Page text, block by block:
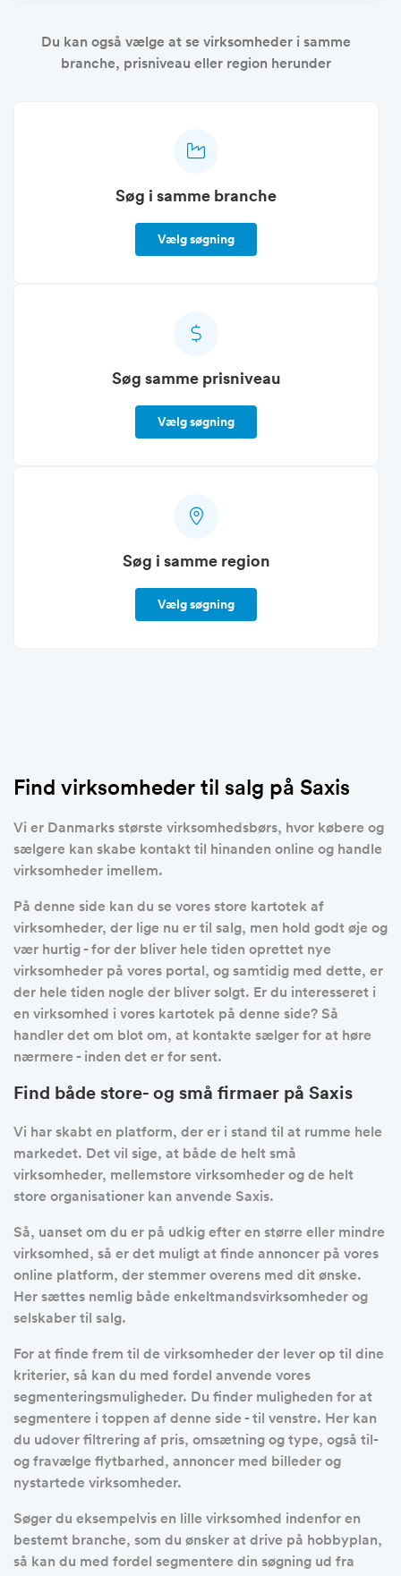
Du kan også vælge at se virksomheder i samme
branche, prisniveau eller region herunder
Søg i samme branche
Vælg søgning
Søg samme prisniveau
Vælg søgning
Søg i samme region
Vælg søgning
Find virksomheder til salg på Saxis
Vi er Danmarks største virksomhedsbørs, hvor købere og
sælgere kan skabe kontakt til hinanden online og handle
virksomheder imellem.
På denne side kan du se vores store kartotek af
virksomheder, der lige nu er til salg, men hold godt øje og
vær hurtig - for der bliver hele tiden oprettet nye
virksomheder på vores portal, og samtidig med dette, er
der hele tiden nogle der bliver solgt. Er du interesseret i
en virksomhed i vores kartotek på denne side? Så
handler det om blot om, at kontakte sælger for at høre
nærmere - inden det er for sent.
Find både store- og små firmaer på Saxis
Vi har skabt en platform, der er i stand til at rumme hele
markedet. Det vil sige, at både de helt små
virksomheder, mellemstore virksomheder og de helt
store organisationer kan anvende Saxis.
Så, uanset om du er på udkig efter en større eller mindre
virksomhed, så er det muligt at finde annoncer på vores
online platform, der stemmer overens med dit ønske.
Her sættes nemlig både enkeltmandsvirksomheder og
selskaber til salg.
For at finde frem til de virksomheder der lever op til dine
kriterier, så kan du med fordel anvende vores
segmenteringsmuligheder. Du finder muligheden for at
segmentere i toppen af denne side - til venstre. Her kan
du udover filtrering af pris, omsætning og type, også til-
og fravælge flytbarhed, annoncer med billeder og
nystartede virksomheder.
Søger du eksempelvis en lille virksomhed indenfor en
bestemt branche, som du ønsker at drive på hobbyplan,
så kan du med fordel segmentere din søgning ud fra